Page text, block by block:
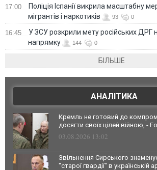
17:00
Поліція Іспанії викрила масштабну
мігрантів і наркотиків
93 0
16:45
У ЗСУ розкрили мету російських ДРГ
напрямку
144 0
БІЛЬШЕ
АНАЛІТИКА
Кремль не готовий до
досягти своїх цілей війною, -
03.08.2026 13:02
Звільнення Сирського
"старої гвардії" в українській